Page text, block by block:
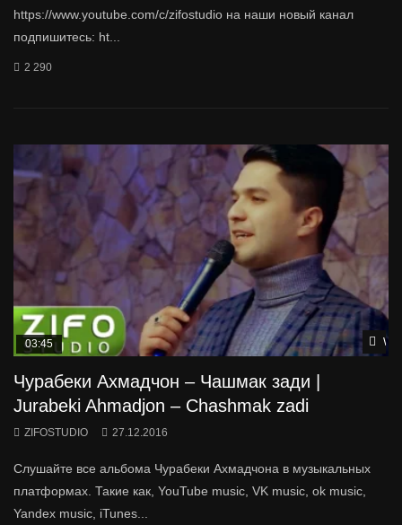
https://www.youtube.com/c/zifostudio на наши новый канал
подпишитесь: ht...
2 290
03:45
Чурабеки Ахмадчон – Чашмак зади |
Jurabeki Ahmadjon – Chashmak zadi
ZIFOSTUDIO 27.12.2016
Слушайте все альбома Чурабеки Ахмадчона в музыкальных
платформах. Такие как, YouTube music, VK music, ok music,
Yandex music, iTunes...